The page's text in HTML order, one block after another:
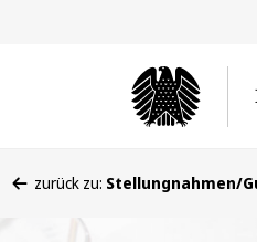
befinden
zurück zu: Stellungnahmen/